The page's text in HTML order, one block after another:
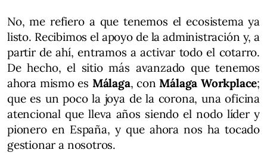
No, me refiero a que tenemos el ecosistema ya
listo. Recibimos el apoyo de la administración y, a
partir de ahí, entramos a activar todo el cotarro.
De hecho, el sitio más avanzado que tenemos
ahora mismo es Málaga, conMálaga Workplace;
que es un poco la joya de la corona, una oficina
atencional que lleva años siendo el nodo líder y
pionero en España, y que ahora nos ha tocado
gestionar a nosotros.